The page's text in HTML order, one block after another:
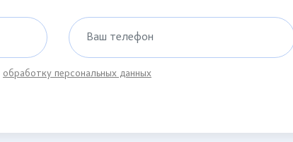
Ваш телефон
обработку персональных данных